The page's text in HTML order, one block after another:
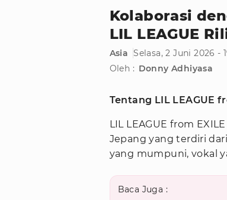
Kolaborasi
LIL LEAGUE
Asia Selasa, 2 Juni 2026 -
Oleh : Donny Adhiyasa
Tentang LIL LEAGUE
LIL LEAGUE from
Jepang yang terdiri
yang mumpuni, vokal
Baca Juga :